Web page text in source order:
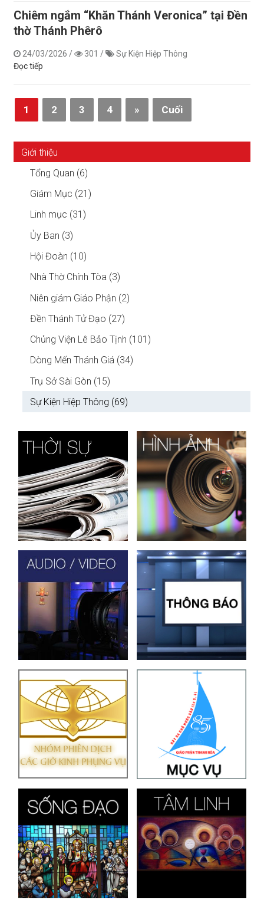
Chiêm ngắm “Khăn Thánh Veronica” tại Đền
thờ Thánh Phêrô
24/03/2026 / 301 /
Sự Kiện Hiệp Thông
Đọc tiếp
1 2 3 4 » Cuối
Giới thiệu
Tổng Quan (6)
Giám Mục (21)
Linh mục (31)
Ủy Ban (3)
Hội Đoàn (10)
Nhà Thờ Chính Tòa (3)
Niên giám Giáo Phận (2)
Đền Thánh Tử Đạo (27)
Chủng Viện Lê Bảo Tịnh (101)
Dòng Mến Thánh Giá (34)
Trụ Sở Sài Gòn (15)
Sự Kiện Hiệp Thông (69)